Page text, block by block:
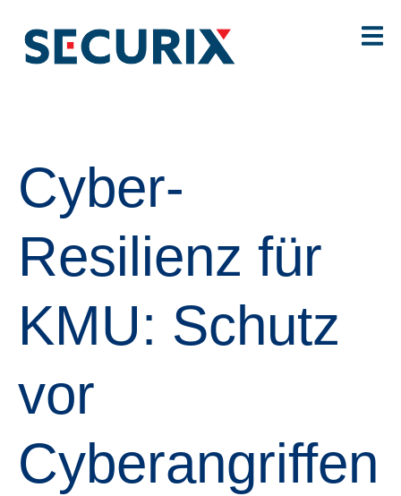
Cyber-
Resilienz für
KMU: Schutz
vor
Cyberangriffen